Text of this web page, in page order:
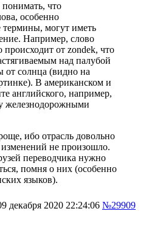
что
особенно
могут иметь
Например, слово
происходит от zondek, что
над палубой
от солнца (видно на
В американском и
английского, например,
железнодорожными
ибо отрасль довольно
изменений не произошло.
переводчика нужно
помня о них (особенно
языков).
декабря 2020 22:24:06 №29909